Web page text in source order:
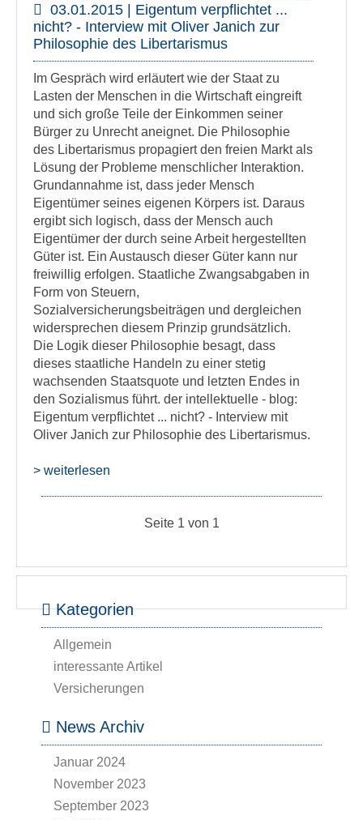
03.01.2015 | Eigentum verpflichtet ...
nicht? - Interview mit Oliver Janich zur
Philosophie des Libertarismus
Im Gespräch wird erläutert wie der Staat zu
Lasten der Menschen in die Wirtschaft eingreift
und sich große Teile der Einkommen seiner
Bürger zu Unrecht aneignet. Die Philosophie
des Libertarismus propagiert den freien Markt als
Lösung der Probleme menschlicher Interaktion.
Grundannahme ist, dass jeder Mensch
Eigentümer seines eigenen Körpers ist. Daraus
ergibt sich logisch, dass der Mensch auch
Eigentümer der durch seine Arbeit hergestellten
Güter ist. Ein Austausch dieser Güter kann nur
freiwillig erfolgen. Staatliche Zwangsabgaben in
Form von Steuern,
Sozialversicherungsbeiträgen und dergleichen
widersprechen diesem Prinzip grundsätzlich.
Die Logik dieser Philosophie besagt, dass
dieses staatliche Handeln zu einer stetig
wachsenden Staatsquote und letzten Endes in
den Sozialismus führt. der intellektuelle - blog:
Eigentum verpflichtet ... nicht? - Interview mit
Oliver Janich zur Philosophie des Libertarismus.
> weiterlesen
Seite 1 von 1
Kategorien
Allgemein
interessante Artikel
Versicherungen
News Archiv
Januar 2024
November 2023
September 2023